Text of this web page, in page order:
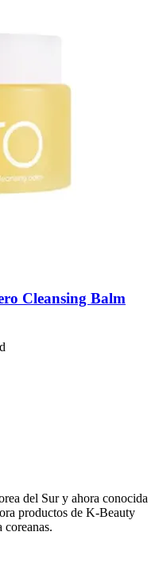
Cleansing Balm
del Sur y ahora conocida
productos de K-Beauty
coreanas.